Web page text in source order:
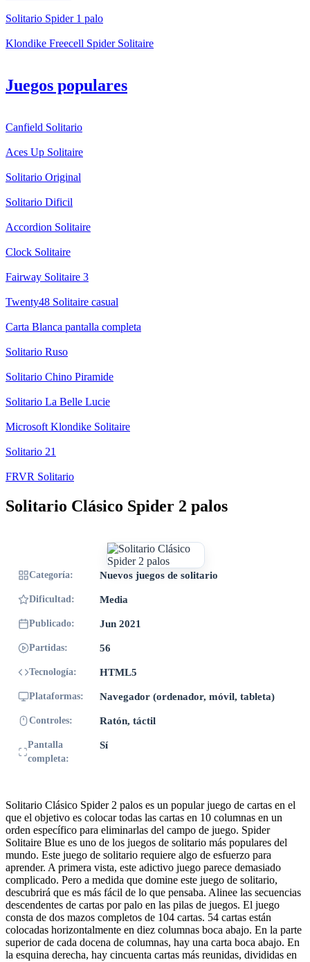
Solitario Spider 1 palo
Klondike Freecell Spider Solitaire
Juegos populares
Canfield Solitario
Aces Up Solitaire
Solitario Original
Solitario Dificil
Accordion Solitaire
Clock Solitaire
Fairway Solitaire 3
Twenty48 Solitaire casual
Carta Blanca pantalla completa
Solitario Ruso
Solitario Chino Piramide
Solitario La Belle Lucie
Microsoft Klondike Solitaire
Solitario 21
FRVR Solitario
Solitario Clásico Spider 2 palos
Categoría: Nuevos juegos de solitario
Dificultad: Media
Publicado: Jun 2021
Partidas: 56
Tecnología: HTML5
Plataformas: Navegador (ordenador, móvil, tableta)
Controles: Ratón, táctil
Pantalla
completa:
Sí
Solitario Clásico Spider 2 palos es un popular juego de cartas en el
que el objetivo es colocar todas las cartas en 10 columnas en un
orden específico para eliminarlas del campo de juego. Spider
Solitaire Blue es uno de los juegos de solitario más populares del
mundo. Este juego de solitario requiere algo de esfuerzo para
aprender. A primera vista, este adictivo juego parece demasiado
complicado. Pero a medida que domine este juego de solitario,
descubrirá que es más fácil de lo que pensaba. Alinee las secuencias
descendentes de cartas por palo en las pilas de juegos. El juego
consta de dos mazos completos de 104 cartas. 54 cartas están
colocadas horizontalmente en diez columnas boca abajo. En la parte
superior de cada docena de columnas, hay una carta boca abajo. En
la esquina derecha, hay cincuenta cartas más reunidas, divididas en